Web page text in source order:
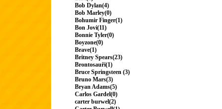
Bob Dylan(4)
Bob Marley(0)
Bohumir Finger(1)
Bon Jovi(11)
Bonnie Tyler(0)
Boyzone(0)
Brave(1)
Britney Spears(23)
Brontosauři(1)
Bruce Springsteen (3)
Bruno Mars(3)
Bryan Adams(5)
Carlos Gardel(0)
carter burwel(2)